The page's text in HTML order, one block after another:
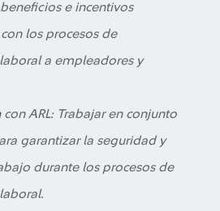
e incentivos
los procesos de
a empleadores y
ARL: Trabajar en conjunto
garantizar la seguridad y
durante los procesos de